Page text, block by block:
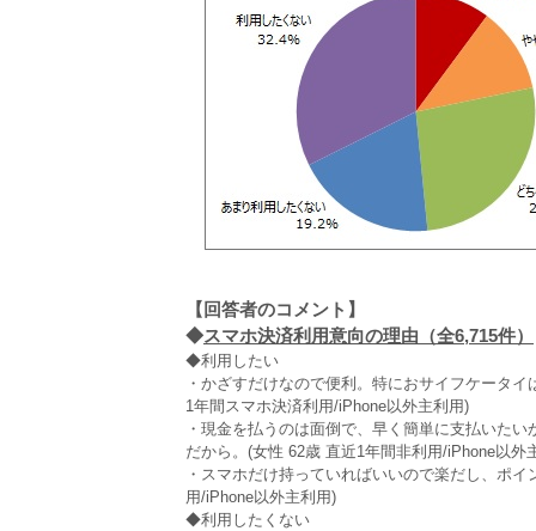
【回答者のコメント】
◆スマホ決済利用意向の理由（全6,715件）
◆利用したい
・かざすだけなので便利。特におサイフケータ
1年間スマホ決済利用/iPhone以外主利用)
・現金を払うのは面倒で、早く簡単に支払いた
だから。(女性 62歳 直近1年間非利用/iPhone以外
・スマホだけ持っていればいいので楽だし、ポ
用/iPhone以外主利用)
◆利用したくない